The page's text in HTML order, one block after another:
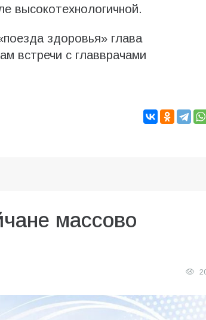
высокотехнологичной.
здоровья» глава
встречи с главврачами
массово